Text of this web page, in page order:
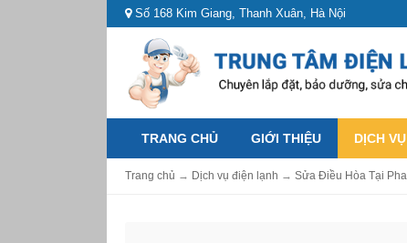
Số 168 Kim Giang, Thanh Xuân, Hà Nội
TRANG CHỦ GIỚI THIỆU DỊCH
Trang chủ → Dịch vụ điện lạnh → Sửa Điều Hòa Tại